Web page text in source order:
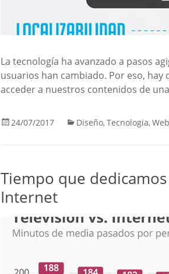
La tecnología ha avanzado a pasos
usuarios han cambiado. Por eso,
acceder a nuestros contenidos de
24/07/2017 Diseño, Tecnologia, Web
Tiempo que
Internet